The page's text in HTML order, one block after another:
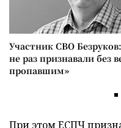
Участник СВО
не раз признавали без
пропавшим»
При этом ЕСПЧ